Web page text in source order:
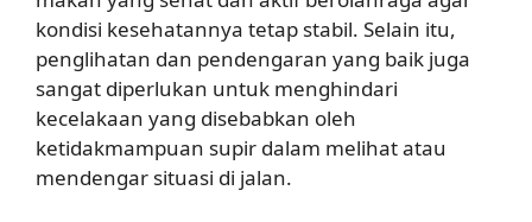
kondisi kesehatannya tetap stabil. Selain itu,
penglihatan dan pendengaran yang baik juga
sangat diperlukan untuk menghindari
kecelakaan yang disebabkan oleh
ketidakmampuan supir dalam melihat atau
mendengar situasi di jalan.